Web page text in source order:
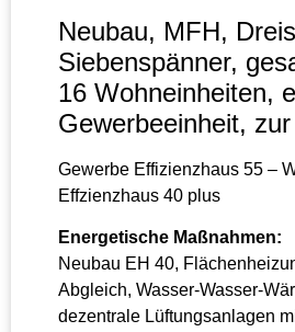
Neubau, MFH,
Siebenspänner,
16 Wohneinheiten,
Gewerbeeinheit,
Gewerbe Effizienzhaus 55 –
Effzienzhaus 40 plus
Energetische Maßnahmen:
Neubau EH 40,
Abgleich, Wasser-Wasser-
dezentrale Lüftungsanlagen